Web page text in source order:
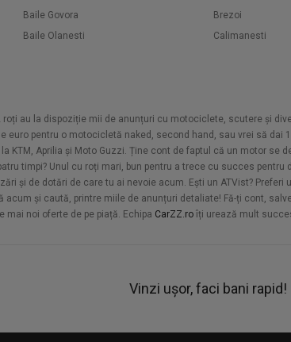
Baile Govora
Baile Olanesti
Brezoi
Calimanesti
roți au la dispoziție mii de anunțuri cu motociclete, scutere și
euro pentru o motocicletă naked, second hand, sau vrei să dai
la KTM, Aprilia și Moto Guzzi. Ține cont de faptul că un motor
timpi? Unul cu roți mari, bun pentru a trece cu succes
și de dotări de care tu ai nevoie acum. Ești un ATVist?
acum și caută, printre miile de anunțuri detaliate! Fă-ți cont,
mai noi oferte de pe piață. Echipa CarZZ.ro îți urează mult
Vinzi ușor, faci bani rapid!